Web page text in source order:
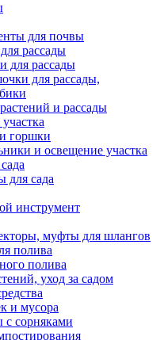
для почвы
рассады
для рассады
для рассады,
и рассады
горшки
и освещение участка
для сада
инструмент
муфты для шлангов
полива
полива
уход за садом
и мусора
с сорняками